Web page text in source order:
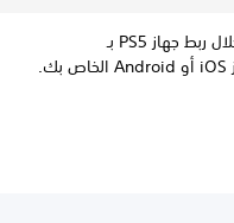
يمكنك أيضًا إدارة تخزين جهاز PS5من خلال ربط جهاز PS5 بـ